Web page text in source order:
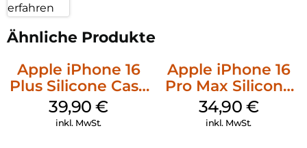
erfahren
Ähnliche Produkte
Apple iPhone 16
Plus Silicone Case
MagSafe Plum
39,90€
inkl. MwSt.
Apple iPhone 16
Pro Max Silicone
Case MagSafe
Denim
34,90 €
inkl. MwSt.